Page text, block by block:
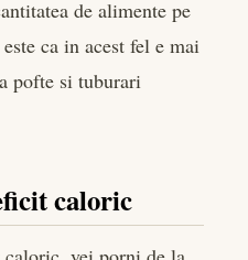
de alimente pe
ca in acest fel e mai
pofte si tuburari
caloric